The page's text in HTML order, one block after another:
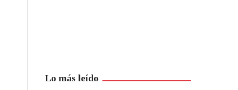
Lo más leído